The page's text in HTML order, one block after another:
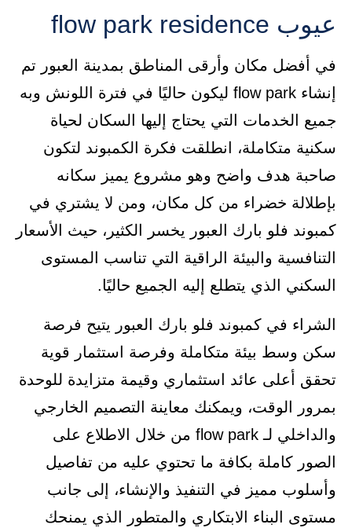
عيوب flow park residence
في أفضل مكان وأرقى المناطق بمدينة العبور تم
إنشاء flow park ليكون حاليًا في فترة اللونش وبه
جميع الخدمات التي يحتاج إليها السكان لحياة
سكنية متكاملة، انطلقت فكرة الكمبوند لتكون
صاحبة هدف واضح وهو مشروع يميز سكانه
بإطلالة خضراء من كل مكان، ومن لا يشتري في
كمبوند فلو بارك العبور يخسر الكثير، حيث الأسعار
التنافسية والبيئة الراقية التي تناسب المستوى
السكني الذي يتطلع إليه الجميع حاليًا.
الشراء في كمبوند فلو بارك العبور يتيح فرصة
سكن وسط بيئة متكاملة وفرصة استثمار قوية
تحقق أعلى عائد استثماري وقيمة متزايدة للوحدة
بمرور الوقت، ويمكنك معاينة التصميم الخارجي
والداخلي لـ flow park من خلال الاطلاع على
الصور كاملة بكافة ما تحتوي عليه من تفاصيل
وأسلوب مميز في التنفيذ والإنشاء، إلى جانب
مستوى البناء الابتكاري والمتطور الذي يمنحك